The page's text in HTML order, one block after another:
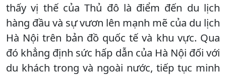
thấy vị thế của Thủ đô là điểm đến du lịch
hàng đầu và sự vươn lên mạnh mẽ của du lịch
Hà Nội trên bản đồ quốc tế và khu vực. Qua
đó khẳng định sức hấp dẫn của Hà Nội đối với
du khách trong và ngoài nước, tiếp tục minh